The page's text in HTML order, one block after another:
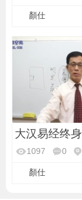
顏仕
1097 0
顏仕